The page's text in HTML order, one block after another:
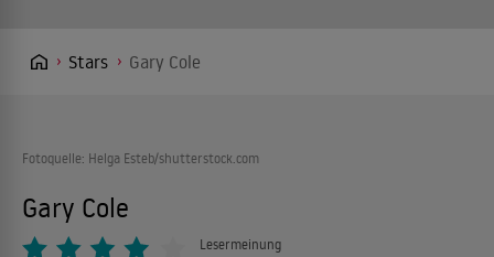
Stars Gary Cole
Fotoquelle: Helga Esteb/shutterstock.com
Gary Cole
Lesermeinung